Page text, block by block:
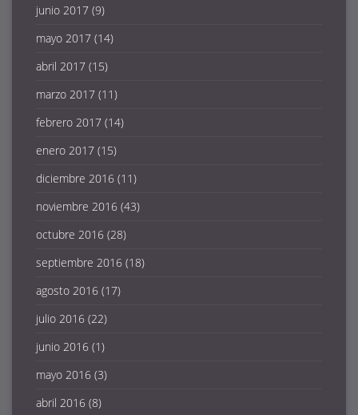
junio 2017 (9)
mayo 2017 (14)
abril 2017 (15)
marzo 2017 (11)
febrero 2017 (14)
enero 2017 (15)
diciembre 2016 (11)
noviembre 2016 (43)
octubre 2016 (28)
septiembre 2016 (18)
agosto 2016 (17)
julio 2016 (22)
junio 2016 (1)
mayo 2016 (3)
abril 2016 (8)